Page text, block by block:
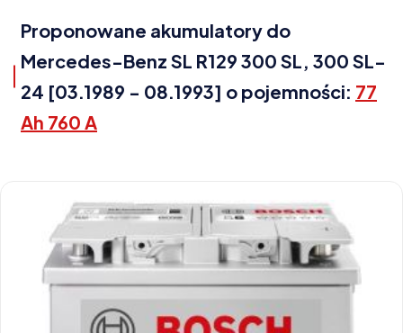
Proponowane akumulatory do
Mercedes-Benz SL R129 300 SL, 300 SL-
24 [03.1989 - 08.1993] o pojemności: 77
Ah 760 A